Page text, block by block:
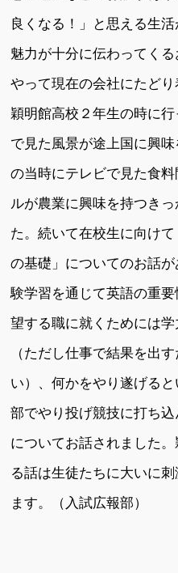
良くなる！」と思える生
魅力が十分に伝わってく
やって現在の会社にたど
穎明館高校２年生の時に
で見た風景が途上国に興
の当時にテレビで見た食
ルが農業に興味を持つき
た。続いて在校生に向け
の基礎」についてのお話
験学習を通じて英語の重
望する職に就くためには
（ただし仕事で結果を出
い）、何かをやり遂げる
部でやり投げ競技に打ち
についてお話されました
る話は生徒たちに大いに
ます。（入試広報部）